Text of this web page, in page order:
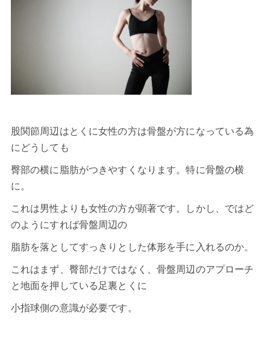
股関節周辺はとくに女性の方は骨盤が方になっている為
にどうしても
臀部の横に脂肪がつきやすくなります。特に骨盤の横
に。
これは男性よりも女性の方が顕著です。しかし、ではど
のようにすれば骨盤周辺の
脂肪を落としてすっきりとした体形を手に入れるのか。
これはまず、臀部だけではなく、骨盤周辺のアプローチ
と地面を押している足裏とくに
小指球側の意識が必要です。